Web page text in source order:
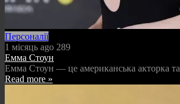
Персоналії
1 місяць ago 289
Емма Стоун
Емма Стоун — це американська акторка та
Read more »